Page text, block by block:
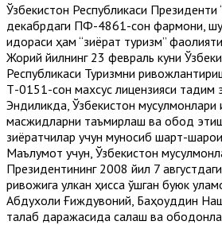
Ўзбекистон Республикаси
декабрдаги ПФ-4861-сон фармони,
идораси ҳам “зиёрат туризм”
Жорий йилнинг 23 февраль куни
Республикаси Туризмни
Т-0151-сон махсус лицензияси тақдим
Эндиликда, Ўзбекистон
масжидларни таъмирлаш ва обод этиш
зиёратчилар учун муносиб шарт-
Маълумот учун, Ўзбекистон
Президентининг 2008 йил 7
ривожига улкан ҳисса қўшган буюк
Абдухолиқ Ғиждувоний, Баҳоуддин
талаб даражасида сақлаш ва